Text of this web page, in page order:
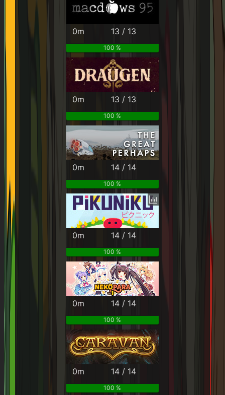
0m 13 / 13
100 %
0m 13 / 13
100 %
0m 14 / 14
100 %
0m 14 / 14
100 %
0m 14 / 14
100 %
0m 14 / 14
100 %